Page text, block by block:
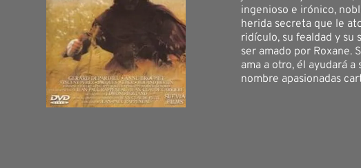
ingenioso e irónico,
herida secreta que le
ridículo, su fealdad y su
ser amado por Roxane.
ama a otro, él ayudará
nombre apasionadas